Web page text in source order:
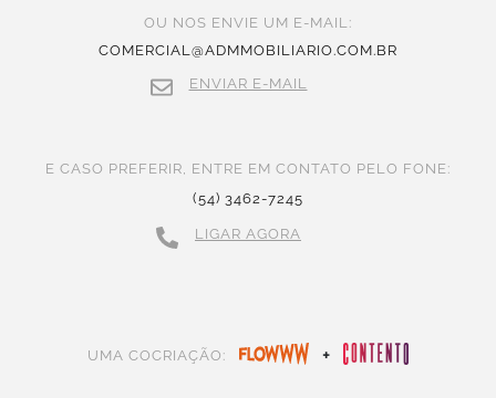
OU NOS ENVIE UM E-MAIL:
COMERCIAL@ADMMOBILIARIO.COM.BR
ENVIAR E-MAIL
E CASO PREFERIR, ENTRE EM CONTATO PELO FONE:
(54) 3462-7245
LIGAR AGORA
UMA COCRIAÇÃO: +